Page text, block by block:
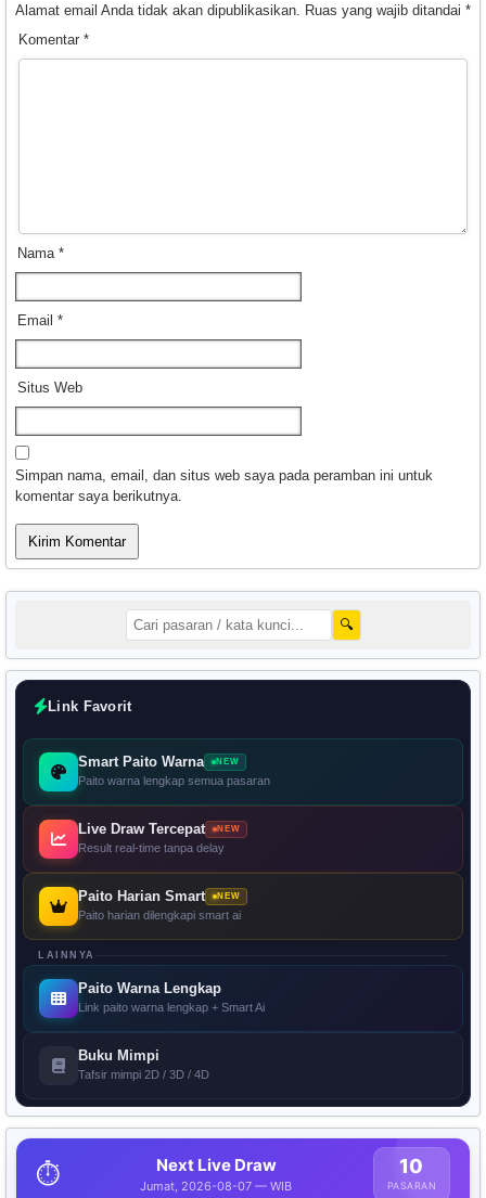
Alamat email Anda tidak akan dipublikasikan. Ruas yang wajib ditandai *
Komentar *
Nama *
Email *
Situs Web
Simpan nama, email, dan situs web saya pada peramban ini untuk
komentar saya berikutnya.
🔍
Link Favorit
Smart Paito Warna NEW
Paito warna lengkap semua pasaran
Live Draw Tercepat NEW
Result real-time tanpa delay
Paito Harian Smart NEW
Paito harian dilengkapi smart ai
LAINNYA
Paito Warna Lengkap
Link paito warna lengkap + Smart Ai
Buku Mimpi
Tafsir mimpi 2D / 3D / 4D
⏱️ Next Live Draw
Jumat, 2026-08-07 — WIB
10
PASARAN